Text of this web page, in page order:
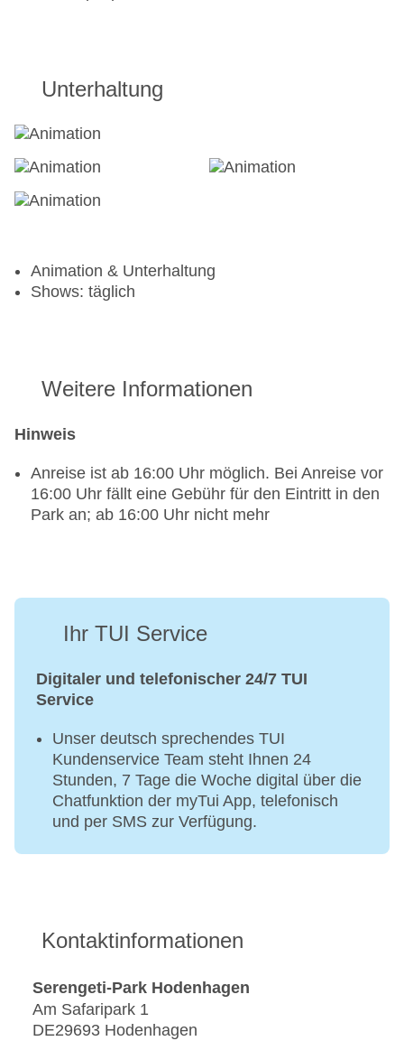
Unterhaltung
Animation & Unterhaltung
Shows: täglich
Weitere Informationen
Hinweis
Anreise ist ab 16:00 Uhr möglich. Bei Anreise vor
16:00 Uhr fällt eine Gebühr für den Eintritt in den
Park an; ab 16:00 Uhr nicht mehr
Ihr TUI Service
Digitaler und telefonischer 24/7 TUI
Service
Unser deutsch sprechendes TUI
Kundenservice Team steht Ihnen 24
Stunden, 7 Tage die Woche digital über die
Chatfunktion der myTui App, telefonisch
und per SMS zur Verfügung.
Kontaktinformationen
Serengeti-Park Hodenhagen
Am Safaripark 1
DE29693 Hodenhagen